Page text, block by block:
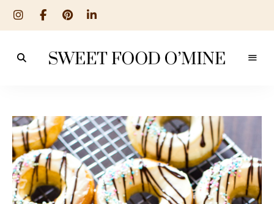
O
´Mine